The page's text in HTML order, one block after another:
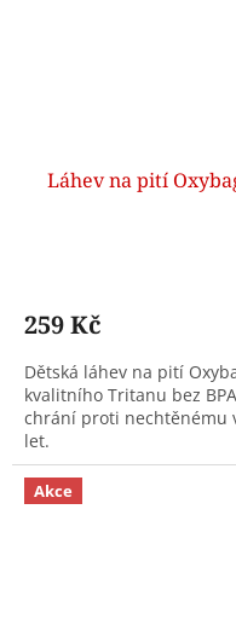
Láhev na pití
259 Kč
Dětská láhev na pití
kvalitního Tritanu bez
chrání proti nechtěnému
let.
Akce